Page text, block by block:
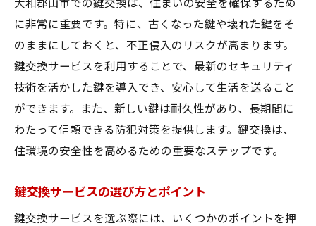
を解説
無料相談の流れとその利点
初回相談で知っておくべき鍵交換の基礎
鍵交換の見積もりと予算管理の方法
相談時に確認すべき鍵サービスの内容
大和郡山市で鍵交換サービスを選ぶなら信頼の
サンリペア
大和郡山市での鍵交換は、住まいの安全を確保するため
に非常に重要です。特に、古くなった鍵や壊れた鍵をそ
のままにしておくと、不正侵入のリスクが高まります。
鍵交換サービスを利用することで、最新のセキュリティ
技術を活かした鍵を導入でき、安心して生活を送ること
ができます。また、新しい鍵は耐久性があり、長期間に
わたって信頼できる防犯対策を提供します。鍵交換は、
住環境の安全性を高めるための重要なステップです。
鍵交換サービスの選び方とポイント
鍵交換サービスを選ぶ際には、いくつかのポイントを押